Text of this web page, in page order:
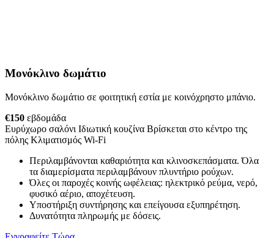
Μονόκλινο δωμάτιο
Μονόκλινο δωμάτιο σε φοιτητική εστία με κοινόχρηστο μπάνιο.
€150 εβδομάδα
Ευρύχωρο σαλόνι Ιδιωτική κουζίνα Βρίσκεται στο κέντρο της
πόλης Κλιματισμός Wi-Fi
Περιλαμβάνονται καθαριότητα και κλινοσκεπάσματα. Όλα
τα διαμερίσματα περιλαμβάνουν πλυντήριο ρούχων.
Όλες οι παροχές κοινής ωφέλειας: ηλεκτρικό ρεύμα, νερό,
φυσικό αέριο, αποχέτευση.
Υποστήριξη συντήρησης και επείγουσα εξυπηρέτηση.
Δυνατότητα πληρωμής με δόσεις.